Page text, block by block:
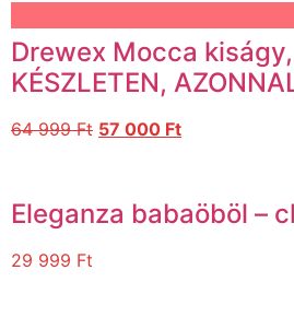
Drewex Mocca kiságy,
KÉSZLETEN,
64 999Ft 57 000 Ft
Eleganza babaöböl –
29 999 Ft